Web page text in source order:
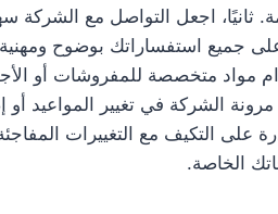
اجعل التواصل مع الشركة
جميع استفساراتك بوضوح
مواد متخصصة للمفروشات أو
الشركة في تغيير المواعيد أو
التكيف مع التغييرات
الخاصة.